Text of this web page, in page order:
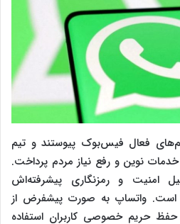
فعال فیس‌بوک پیوستند و تیم
خدمات نوین و رفع نیاز مردم پرداخت.
امنیت و رمزنگاری پیشرفته‌اش
واتساپ به صورت پیشفرض از
حفظ حریم خصوصی کاربران استفاده